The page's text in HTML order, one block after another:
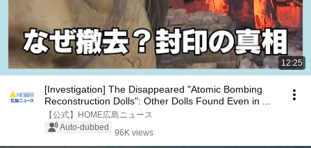
12:25
[Investigation] The Disappeared "Atomic Bombing
Reconstruction Dolls": Other Dolls Found Even in ...
【公式】HOME広島ニュース
Auto-dubbed
96K views